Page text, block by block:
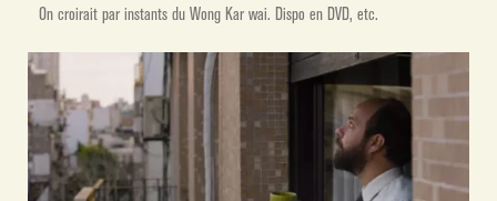
On croirait par instants du Wong Kar wai. Dispo en DVD, etc.